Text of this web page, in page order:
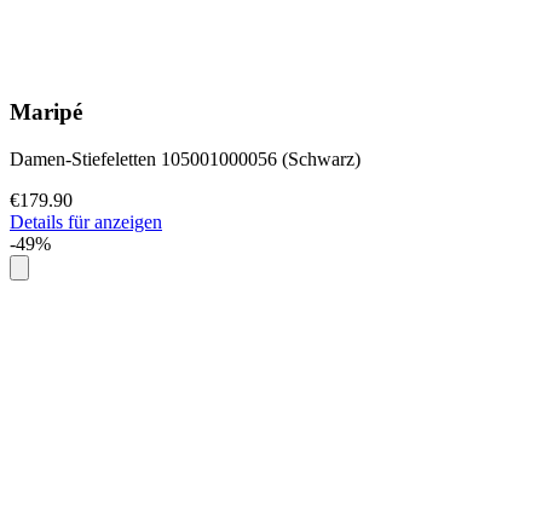
Maripé
Damen-Stiefeletten 105001000056 (Schwarz)
€179.90
Details für anzeigen
-49%